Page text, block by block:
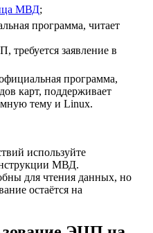
МВД;
программа, читает
заявление в
программа,
карт, поддерживает
тему и Linux.
используйте
МВД.
для чтения данных, но
остаётся на